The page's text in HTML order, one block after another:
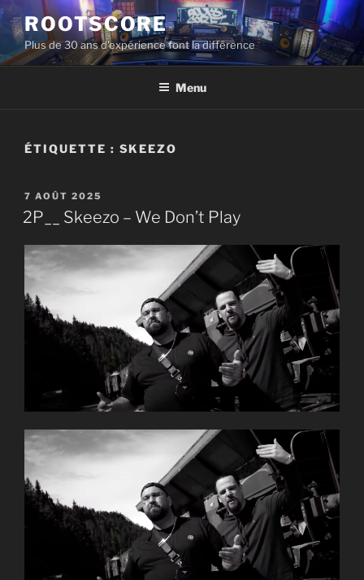
Aller
au
contenu
principal
ROOTSCORE
Plus de 30 ans d'expérience font la différence
Menu
ÉTIQUETTE : SKEEZO
PUBLIÉ
LE
7 AOÛT 2025
2P__ Skeezo – We Don’t Play